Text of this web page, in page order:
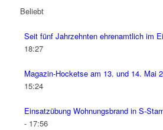
Beliebt
Seit fünf Jahrzehnten ehrenamtlich im
18:27
Magazin-Hocketse am 13. und 14. Mai
15:24
Einsatzübung Wohnungsbrand in S-
- 17:56